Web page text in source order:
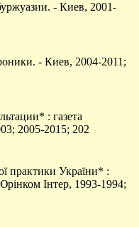
- Киев, 2001-
- Киев, 2004-2011;
: газета
2005-2015; 202
практики України* :
Інтер, 1993-1994;